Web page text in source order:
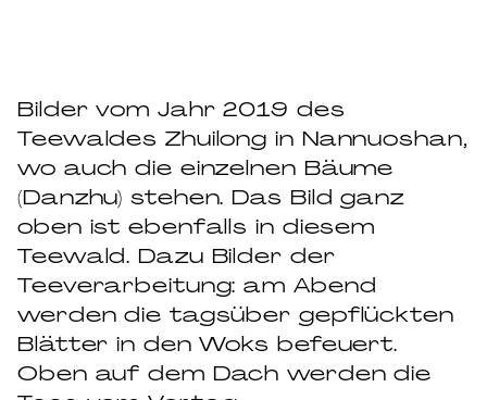
Bilder vom Jahr 2019 des
Teewaldes Zhuilong in Nannuoshan,
wo auch die einzelnen Bäume
(Danzhu) stehen. Das Bild ganz
oben ist ebenfalls in diesem
Teewald. Dazu Bilder der
Teeverarbeitung: am Abend
werden die tagsüber gepflückten
Blätter in den Woks befeuert.
Oben auf dem Dach werden die